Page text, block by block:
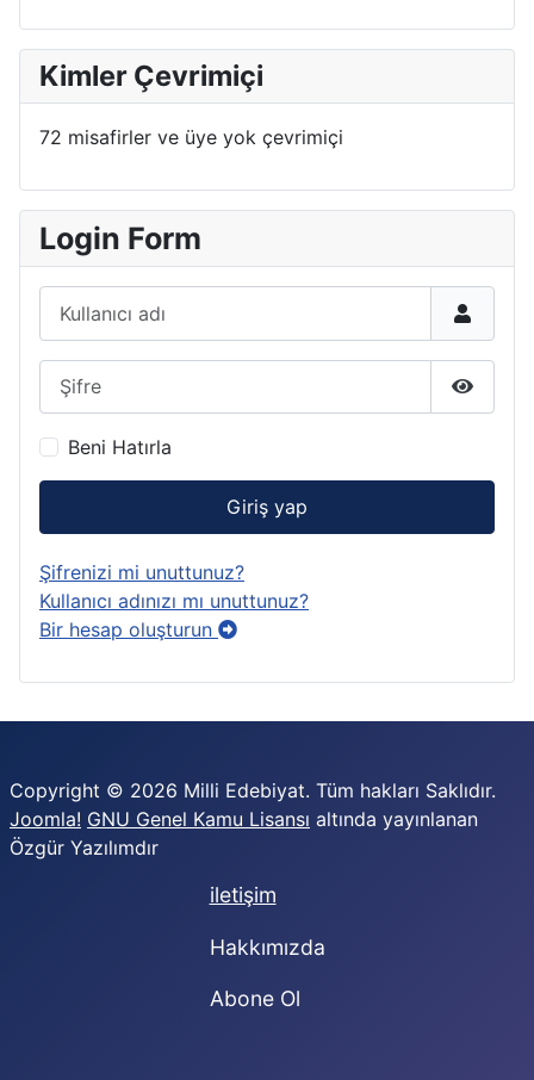
Kimler Çevrimiçi
72 misafirler ve üye yok çevrimiçi
Login Form
Şifreyi
Beni Hatırla
Giriş yap
Şifrenizi mi unuttunuz?
Kullanıcı adınızı mı unuttunuz?
Bir hesap oluşturun
Copyright © 2026 Milli Edebiyat. Tüm hakları Saklıdır.
Joomla! GNU Genel Kamu Lisansı altında yayınlanan
Özgür Yazılımdır
iletişim
Hakkımızda
Abone Ol